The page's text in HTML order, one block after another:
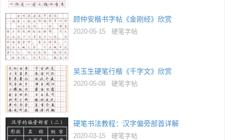
顾仲安楷书字帖《金刚经》欣赏
2020-05-15 硬笔字帖
吴玉生硬笔行楷《千字文》欣赏
2020-05-08 硬笔字帖
硬笔书法教程：汉字偏旁部首详解
2020-03-15 硬笔字帖